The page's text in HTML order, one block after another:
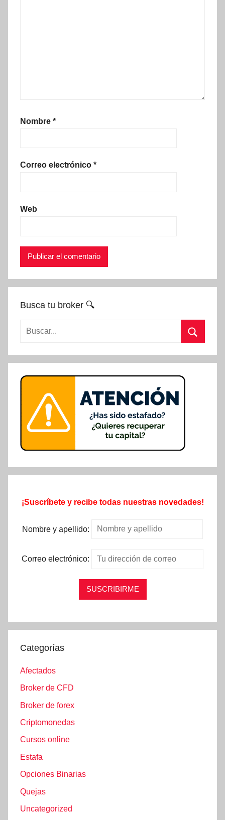
Nombre *
Correo electrónico *
Web
Busca tu broker 🔍
Buscar:
¡Suscríbete y recibe todas nuestras novedades!
Nombre y apellido:
Correo electrónico:
Categorías
Afectados
Broker de CFD
Broker de forex
Criptomonedas
Cursos online
Estafa
Opciones Binarias
Quejas
Uncategorized